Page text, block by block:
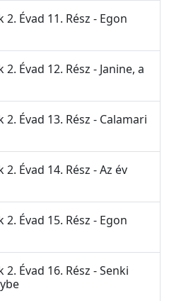
Évad 11. Rész - Egon
Évad 12. Rész - Janine, a
Évad 13. Rész - Calamari
Évad 14. Rész - Az év
Évad 15. Rész - Egon
Évad 16. Rész - Senki